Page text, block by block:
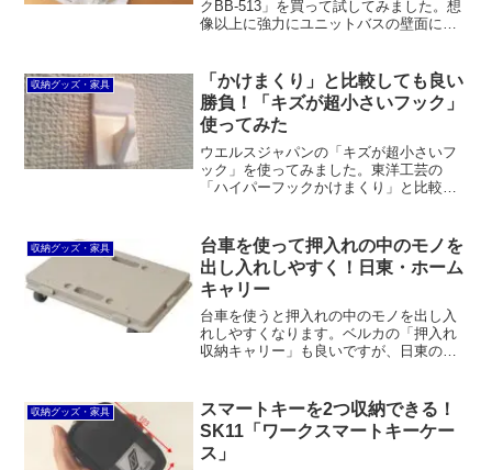
クBB-513」を買って試してみました。想
像以上に強力にユニットバスの壁面にく
のには驚きました。バスマットを掛けて
もOK。
収納グッズ・家具
「かけまくり」と比較しても良い
勝負！「キズが超小さいフック」
使ってみた
ウエルスジャパンの「キズが超小さいフ
ック」を使ってみました。東洋工芸の
「ハイパーフックかけまくり」と比較す
せん。
収納グッズ・家具
台車を使って押入れの中のモノを
出し入れしやすく！日東・ホーム
キャリー
台車を使うと押入れの中のモノを出し入
れしやすくなります。ベルカの「押入れ
収納キャリー」も良いですが、日東の
です。
収納グッズ・家具
スマートキーを2つ収納できる！
SK11「ワークスマートキーケー
ス」